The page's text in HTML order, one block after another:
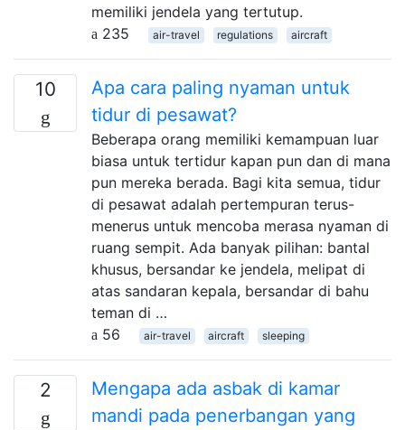
memiliki jendela yang tertutup.
235
air-travel regulations aircraft
10
Apa cara paling nyaman untuk
tidur di pesawat?
Beberapa orang memiliki kemampuan luar
biasa untuk tertidur kapan pun dan di mana
pun mereka berada. Bagi kita semua, tidur
di pesawat adalah pertempuran terus-
menerus untuk mencoba merasa nyaman di
ruang sempit. Ada banyak pilihan: bantal
khusus, bersandar ke jendela, melipat di
atas sandaran kepala, bersandar di bahu
teman di …
56
air-travel aircraft sleeping
2
Mengapa ada asbak di kamar
mandi pada penerbangan yang